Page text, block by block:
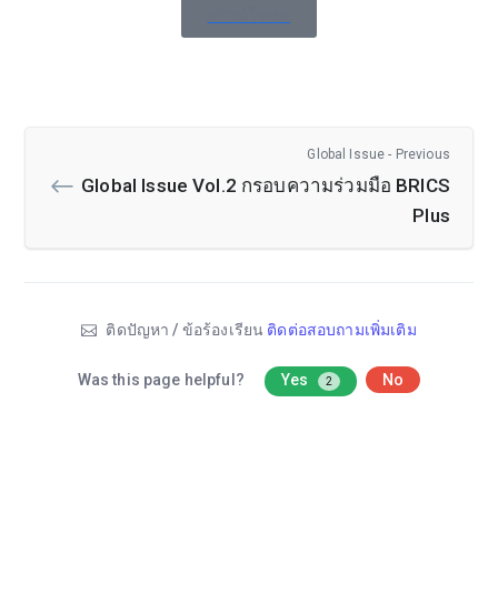
Global Issue - Previous
Global Issue Vol.2 กรอบความร่วมมือ BRICS
Plus
ติดปัญหา / ข้อร้องเรียน ติดต่อสอบถามเพิ่มเติม
Was this page helpful? Yes 2 No